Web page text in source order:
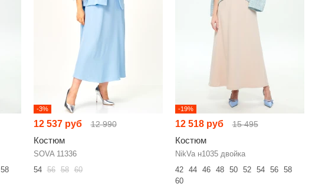
58
-3%
12 537 руб 12 990
Костюм
SOVA 11336
54 56 58 60
-19%
12 518 руб 15 495
Костюм
NikVa н1035 двойка
42
44 46 48 50 52 54 56
58
60